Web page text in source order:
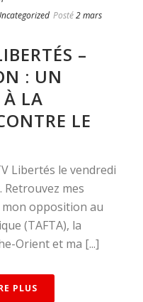
Posté2 mars
–
: UN
LA
LE
Libertés le vendredi
mes
opposition au
(TAFTA), la
Orient et ma [...]
PLUS